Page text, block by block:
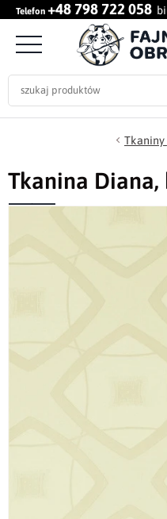
Telefon +48 798 722 058
Tkaniny
Tkanina